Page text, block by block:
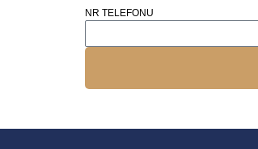
NR TELEFONU